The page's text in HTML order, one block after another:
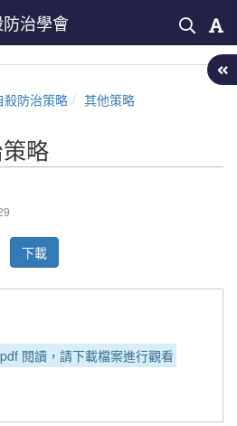
治學會
殺防治策略 其他策略
略
下載
閱讀，請下載檔案進行觀看